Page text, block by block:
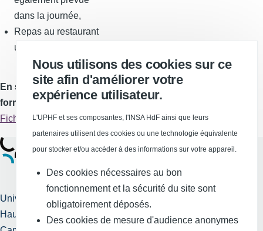
dans la journée,
Repas au restaurant
universitaire le midi.
En savoir plus sur la
formation
Fiche formation
Université Polytechnique
Hauts-de-France
Services publics +
Nous utilisons des cookies sur ce
site afin d'améliorer votre
expérience utilisateur.
L'UPHF et ses composantes, l'INSA HdF ainsi que leurs
partenaires utilisent des cookies ou une technologie équivalente
pour stocker et/ou accéder à des informations sur votre appareil.
Des cookies nécessaires au bon
fonctionnement et la sécurité du site sont
obligatoirement déposés.
Des cookies de mesure d'audience anonymes